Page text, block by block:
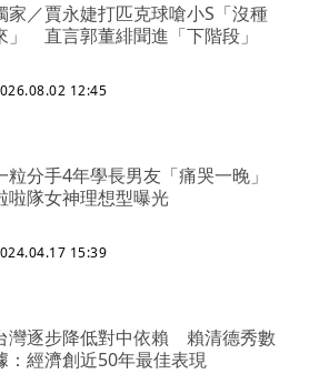
家／賈永婕打匹克球嗆小S「沒種
」 直言郭董緋聞進「下階段」
12:45
粒分手4年學長男友「痛哭一晚」
啦隊女神理想型曝光
15:39
灣逐步降低對中依賴 賴清德秀數
：經濟創近50年最佳表現